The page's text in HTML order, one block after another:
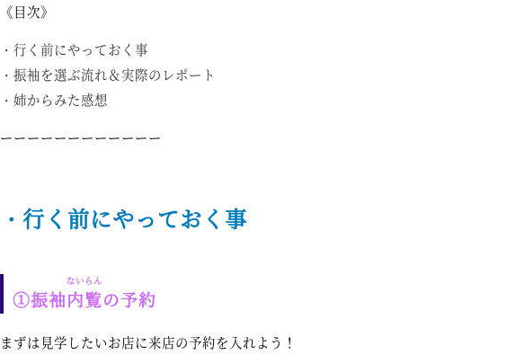
《目次》
・行く前にやっておく事
・振袖を選ぶ流れ＆実際のレポート
・姉からみた感想
ーーーーーーーーーーーー
・行く前にやっておく事
①振袖内覧
ないらん
の予約
まずは見学したいお店に来店の予約を入れよう！